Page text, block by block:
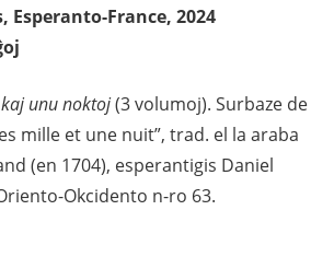
Esperanto-France, 2024
unu noktoj(3 volumoj). Surbaze de
mille et une nuit”, trad. el la araba
(en 1704), esperantigis Daniel
Okcidento n-ro 63.